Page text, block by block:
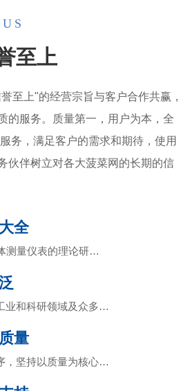
至上
至上"的经营宗旨与客户合作共赢，
的服务。质量第一，用户为本，全
务，满足客户的需求和期待，使用
伙伴树立对各大菠菜网的长期的信
全
测量仪表的理论研究
业和科研领域及众多知
量
，坚持以质量为核心的